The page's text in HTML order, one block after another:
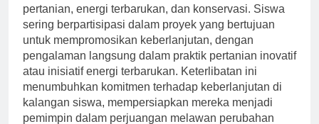
pertanian, energi terbarukan, dan konservasi. Siswa
sering berpartisipasi dalam proyek yang bertujuan
untuk mempromosikan keberlanjutan, dengan
pengalaman langsung dalam praktik pertanian inovatif
atau inisiatif energi terbarukan. Keterlibatan ini
menumbuhkan komitmen terhadap keberlanjutan di
kalangan siswa, mempersiapkan mereka menjadi
pemimpin dalam perjuangan melawan perubahan